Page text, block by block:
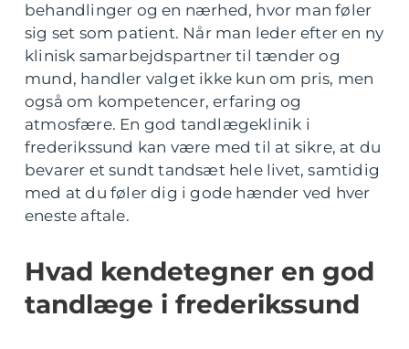
behandlinger og en nærhed, hvor man føler
sig set som patient. Når man leder efter en ny
klinisk samarbejdspartner til tænder og
mund, handler valget ikke kun om pris, men
også om kompetencer, erfaring og
atmosfære. En god tandlægeklinik i
frederikssund kan være med til at sikre, at du
bevarer et sundt tandsæt hele livet, samtidig
med at du føler dig i gode hænder ved hver
eneste aftale.
Hvad kendetegner en god
tandlæge i frederikssund